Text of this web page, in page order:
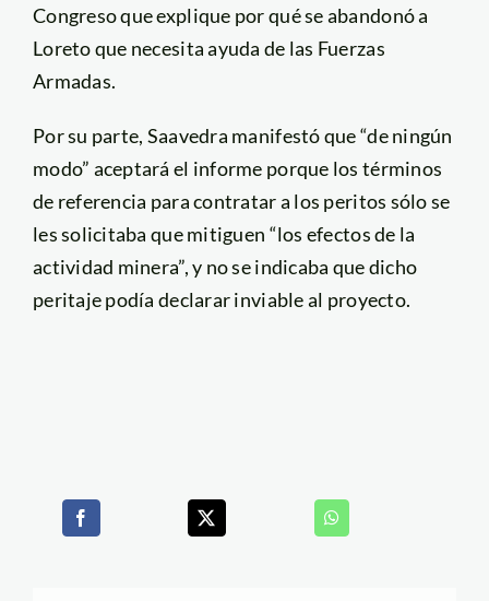
Congreso que explique por qué se abandonó a
Loreto que necesita ayuda de las Fuerzas
Armadas.
Por su parte, Saavedra manifestó que “de ningún
modo” aceptará el informe porque los términos
de referencia para contratar a los peritos sólo se
les solicitaba que mitiguen “los efectos de la
actividad minera”, y no se indicaba que dicho
peritaje podía declarar inviable al proyecto.